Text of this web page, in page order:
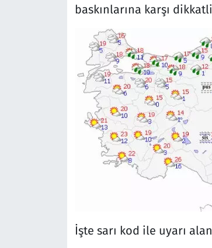
baskınlarına karşı
İşte sarı kod ile uyarı